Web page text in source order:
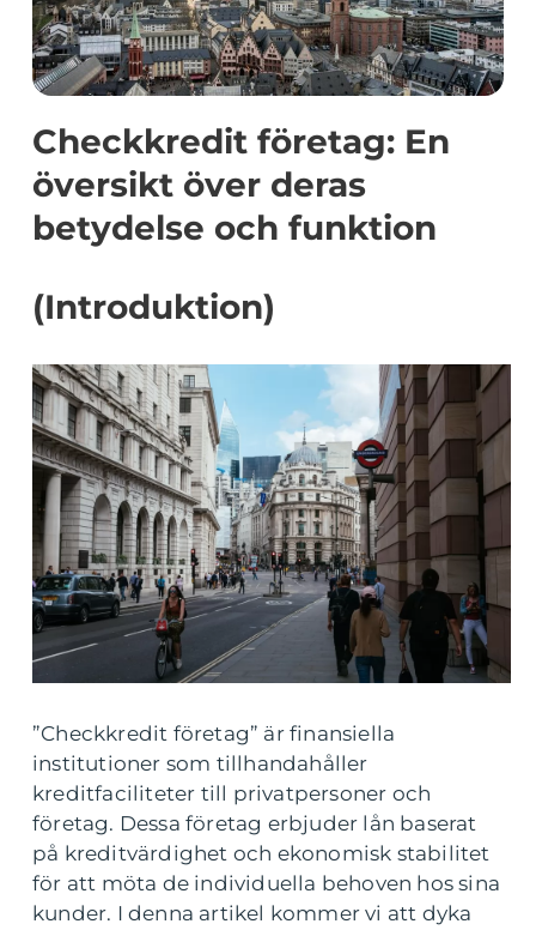
Checkkredit företag: En
översikt över deras
betydelse och funktion
(Introduktion)
”Checkkredit företag” är finansiella
institutioner som tillhandahåller
kreditfaciliteter till privatpersoner och
företag. Dessa företag erbjuder lån baserat
på kreditvärdighet och ekonomisk stabilitet
för att möta de individuella behoven hos sina
kunder. I denna artikel kommer vi att dyka